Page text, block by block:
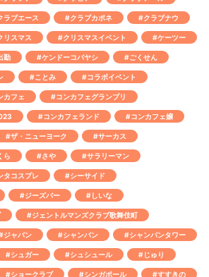
ラブエース #クラブカポネ #クラブナウ
リスマス #クリスマスイベント #ケーツー
勤 #ケンドーコバヤシ #ごくせん
#ことみ #コラボイベント
カフェ #コンカフェグランプリ
#コンカフェランド #コンカフェ嬢
#ザ・ニューヨーク #サーカス
ら #さや #サラリーマン
タコスプレ #シーサイド
#ジーズバー #しいな
#ジェントルマンズクラブ歌舞伎町
ジャパン #シャンパン #シャンパンタワー
#シュガー #シュシュール #じゅり
#ショークラブ #シンガポール #すすきの